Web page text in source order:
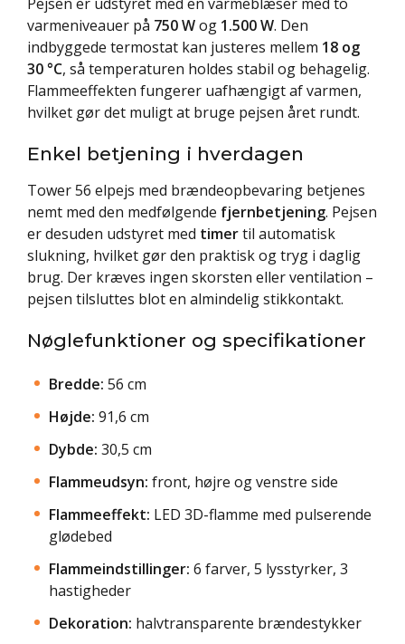
varmeniveauer på 750 Wog 1.500 W. Den
indbyggede termostat kan justeres mellem 18 og
30 °C, så temperaturen holdes stabil og behagelig.
Flammeeffekten fungerer uafhængigt af varmen,
hvilket gør det muligt at bruge pejsen året rundt.
Enkel betjening i hverdagen
Tower 56 elpejs med brændeopbevaring betjenes
nemt med den medfølgende fjernbetjening. Pejsen
er desuden udstyret med timertil automatisk
slukning, hvilket gør den praktisk og tryg i daglig
brug. Der kræves ingen skorsten eller ventilation –
pejsen tilsluttes blot en almindelig stikkontakt.
Nøglefunktioner og specifikationer
Bredde: 56 cm
Højde: 91,6 cm
Dybde: 30,5 cm
Flammeudsyn: front, højre og venstre side
Flammeeffekt: LED 3D-flamme med pulserende
glødebed
Flammeindstillinger: 6 farver, 5 lysstyrker, 3
hastigheder
Dekoration: halvtransparente brændestykker